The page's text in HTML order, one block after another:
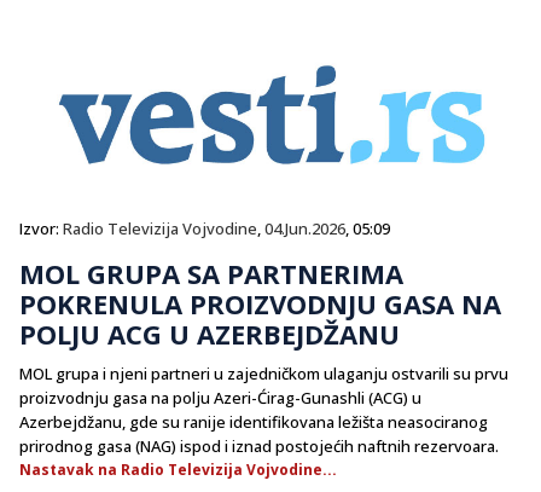
Izvor: Radio Televizija Vojvodine,04.Jun.2026, 05:09
MOL GRUPA SA PARTNERIMA
POKRENULA PROIZVODNJU GASA NA
POLJU ACG U AZERBEJDŽANU
MOL grupa i njeni partneri u zajedničkom ulaganju ostvarili su prvu
proizvodnju gasa na polju Azeri-Ćirag-Gunashli (ACG) u
Azerbejdžanu, gde su ranije identifikovana ležišta neasociranog
prirodnog gasa (NAG) ispod i iznad postojećih naftnih rezervoara.
Nastavak na Radio Televizija Vojvodine...